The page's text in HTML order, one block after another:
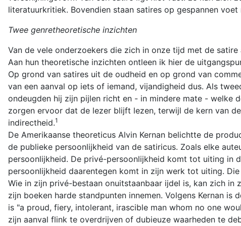
literatuurkritiek. Bovendien staan satires op gespannen
Twee genretheoretische inzichten
Van de vele onderzoekers die zich in onze tijd met de
Aan hun theoretische inzichten ontleen ik hier de
Op grond van satires uit de oudheid en op grond van
van een aanval op iets of iemand, vijandigheid dus. Als
ondeugden hij zijn pijlen richt en - in mindere mate - welke
zorgen ervoor dat de lezer blijft lezen, terwijl de kern van
indirectheid.1
De Amerikaanse theoreticus Alvin Kernan belichtte de
de publieke persoonlijkheid van de satiricus. Zoals elke
persoonlijkheid. De privé-persoonlijkheid komt tot uiting in
persoonlijkheid daarentegen komt in zijn werk tot uiting.
Wie in zijn privé-bestaan onuitstaanbaar ijdel is, kan zich in
zijn boeken harde standpunten innemen. Volgens Kernan
is "a proud, fiery, intolerant, irascible man whom no one
zijn aanval flink te overdrijven of dubieuze waarheden te